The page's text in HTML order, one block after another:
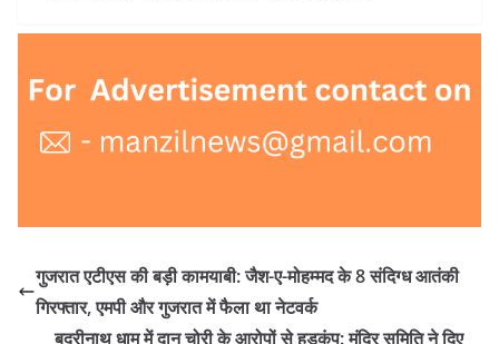
गुजरात एटीएस की बड़ी कामयाबी: जैश-ए-मोहम्मद के 8 संदिग्ध आतंकी
गिरफ्तार, एमपी और गुजरात में फैला था नेटवर्क
बद्रीनाथ धाम में दान चोरी के आरोपों से हड़कंप: मंदिर समिति ने दिए